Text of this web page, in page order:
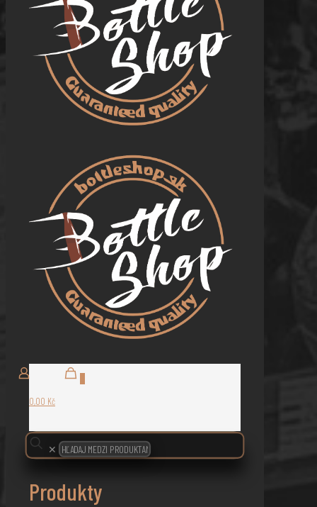
0,00 Kč
✕
Produkty